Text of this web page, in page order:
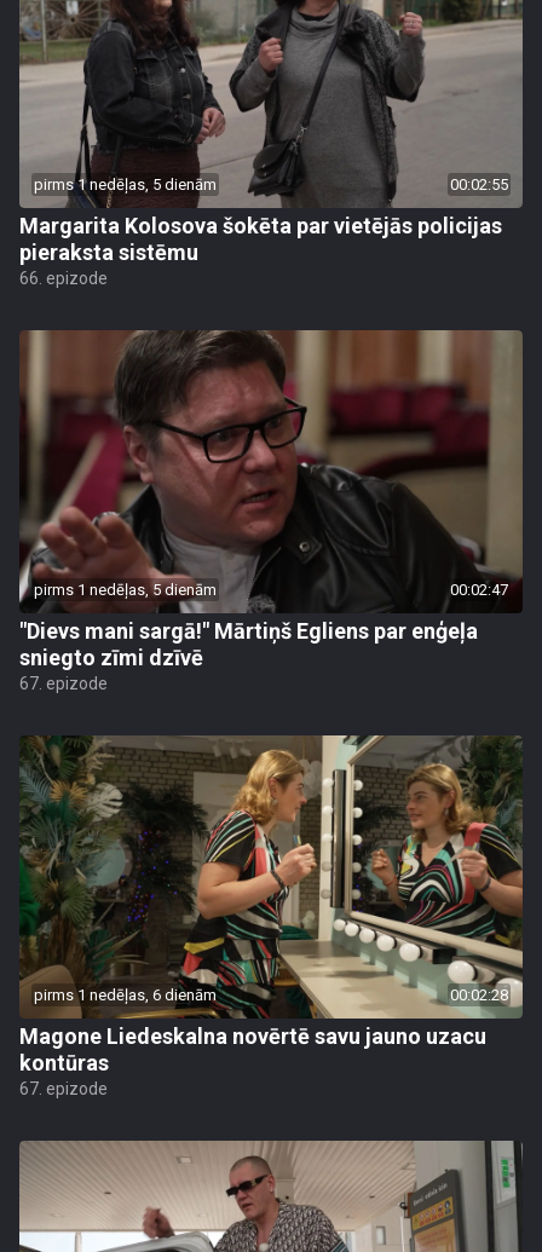
pirms 1 nedēļas, 5 dienām 00:02:55
Margarita Kolosova šokēta par vietējās policijas
pieraksta sistēmu
66. epizode
pirms 1 nedēļas, 5 dienām 00:02:47
"Dievs mani sargā!" Mārtiņš Egliens par enģeļa
sniegto zīmi dzīvē
67. epizode
pirms 1 nedēļas, 6 dienām 00:02:28
Magone Liedeskalna novērtē savu jauno uzacu
kontūras
67. epizode